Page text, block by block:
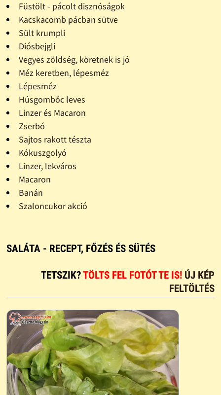
Füstölt - pácolt disznóságok
Kacskacomb pácban sütve
Sült krumpli
Diósbejgli
Vegyes zöldség, köretnek is jó
Méz keretben, lépesméz
Lépesméz
Húsgombóc leves
Linzer és Macaron
Zserbó
Sajtos rakott tészta
Kókuszgolyó
Linzer, lekváros
Macaron
Banán
Szaloncukor akció
SALÁTA - RECEPT, FŐZÉS ÉS SÜTÉS
TETSZIK?TÖLTS FEL FOTÓT TE IS! ÚJ KÉP
FELTÖLTÉS